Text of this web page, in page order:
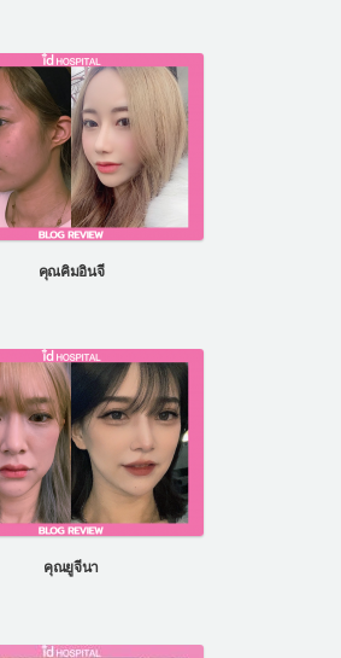
คุณคิมอินจี
คุณยูจีนา